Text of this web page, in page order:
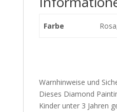
Farbe
Warnhinweise und
Dieses Diamond
Kinder unter 3 Jahren